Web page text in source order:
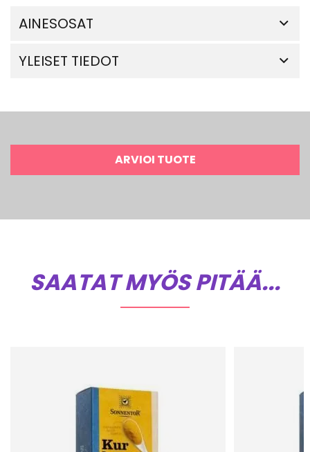
AINESOSAT
YLEISET TIEDOT
ARVIOI TUOTE
SAATAT MYÖS PITÄÄ...